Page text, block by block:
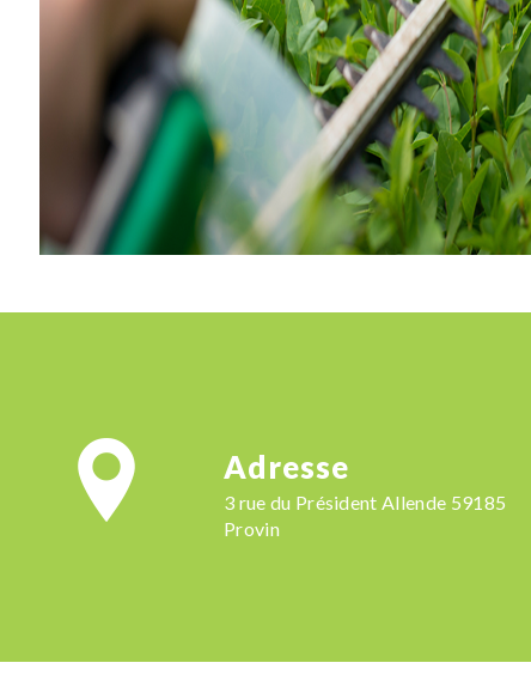
Adresse
3 rue du Président Allende 59185
Provin